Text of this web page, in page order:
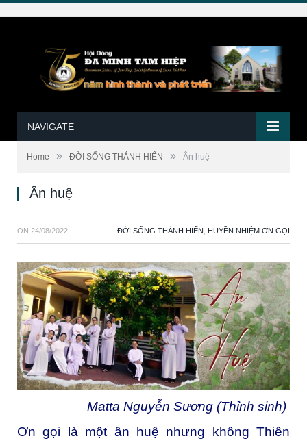
NAVIGATE
Home » ĐỜI SỐNG THÁNH HIẾN » Ân huệ
Ân huệ
ON 24/08/2022 ĐỜI SỐNG THÁNH HIẾN HUYỀN NHIỆM ƠN GỌI
Matta Nguyễn Sương (Thỉnh sinh)
Ơn gọi là một ân huệ nhưng không Thiên